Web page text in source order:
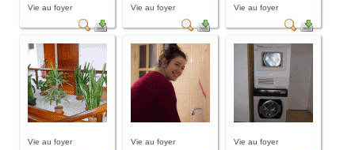
Vie au foyer Vie au foyer Vie au foyer
Vie au foyer Vie au foyer Vie au foyer